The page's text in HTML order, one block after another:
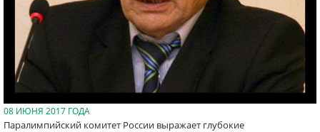
08 ИЮНЯ 2017 ГОДА
Паралимпийский комитет России выражает глубокие